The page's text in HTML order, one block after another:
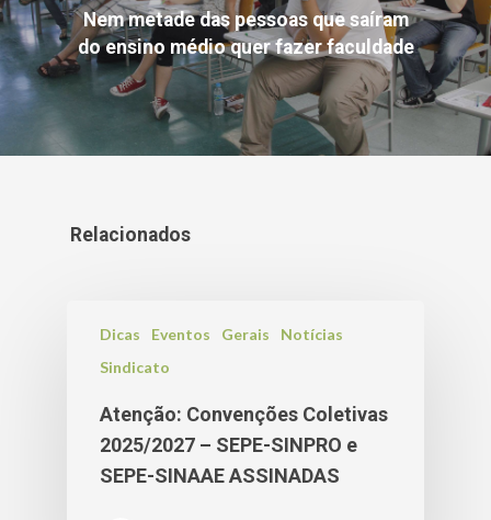
Nem metade das pessoas que saíram
do ensino médio quer fazer faculdade
Relacionados
Dicas Eventos Gerais
Notícias
Sindicato
Atenção: Convenções Coletivas
2025/2027 – SEPE-SINPRO e
SEPE-SINAAE ASSINADAS